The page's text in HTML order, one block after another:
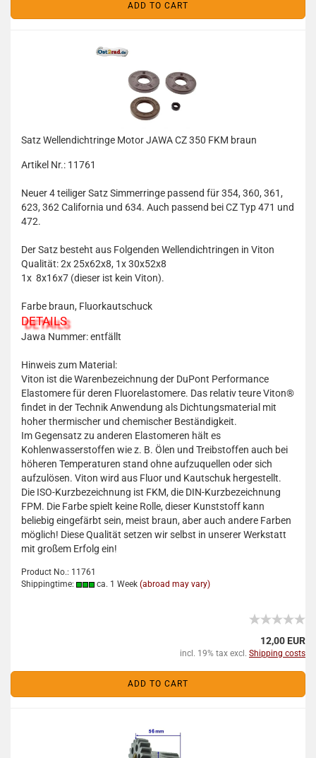
ADD TO CART
Satz Wellendichtringe Motor JAWA CZ 350 FKM braun
Artikel Nr.: 11761
Neuer 4 teiliger Satz Simmerringe passend für 354, 360, 361,
623, 362 California und 634. Auch passend bei CZ Typ 471 und
472.
Der Satz besteht aus Folgenden Wellendichtringen in Viton
Qualität: 2x 25x62x8, 1x 30x52x8
1x 8x16x7 (dieser ist kein Viton).
Farbe braun, Fluorkautschuck
DETAILS
Jawa Nummer: entfällt
Hinweis zum Material:
Viton ist die Warenbezeichnung der DuPont Performance
Elastomere für deren Fluorelastomere. Das relativ teure Viton®
findet in der Technik Anwendung als Dichtungsmaterial mit
hoher thermischer und chemischer Beständigkeit.
Im Gegensatz zu anderen Elastomeren hält es
Kohlenwasserstoffen wie z. B. Ölen und Treibstoffen auch bei
höheren Temperaturen stand ohne aufzuquellen oder sich
aufzulösen. Viton wird aus Fluor und Kautschuk hergestellt.
Die ISO-Kurzbezeichnung ist FKM, die DIN-Kurzbezeichnung
FPM. Die Farbe spielt keine Rolle, dieser Kunststoff kann
beliebig eingefärbt sein, meist braun, aber auch andere Farben
möglich! Diese Qualität setzen wir selbst in unserer Werkstatt
mit großem Erfolg ein!
Product No.: 11761
Shippingtime:
ca. 1 Week (abroad may vary)
12,00 EUR
incl. 19% tax excl. Shipping costs
ADD TO CART